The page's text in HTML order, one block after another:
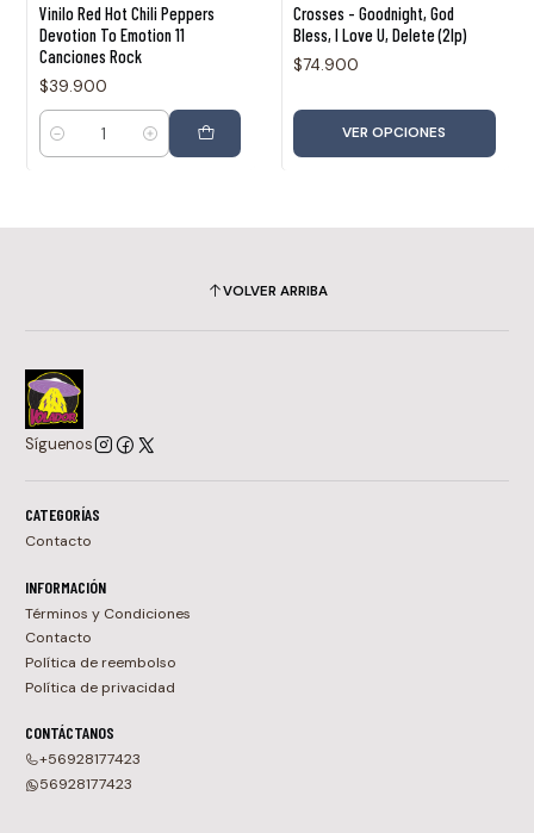
Vinilo Red Hot Chili Peppers
Devotion To Emotion 11
Canciones Rock
$39.900
Cantidad
Crosses - Goodnight, God
Bless, I Love U, Delete (2lp)
$74.900
VER OPCIONES
VOLVER ARRIBA
Síguenos
CATEGORÍAS
Contacto
INFORMACIÓN
Términos y Condiciones
Contacto
Política de reembolso
Política de privacidad
CONTÁCTANOS
+56928177423
56928177423